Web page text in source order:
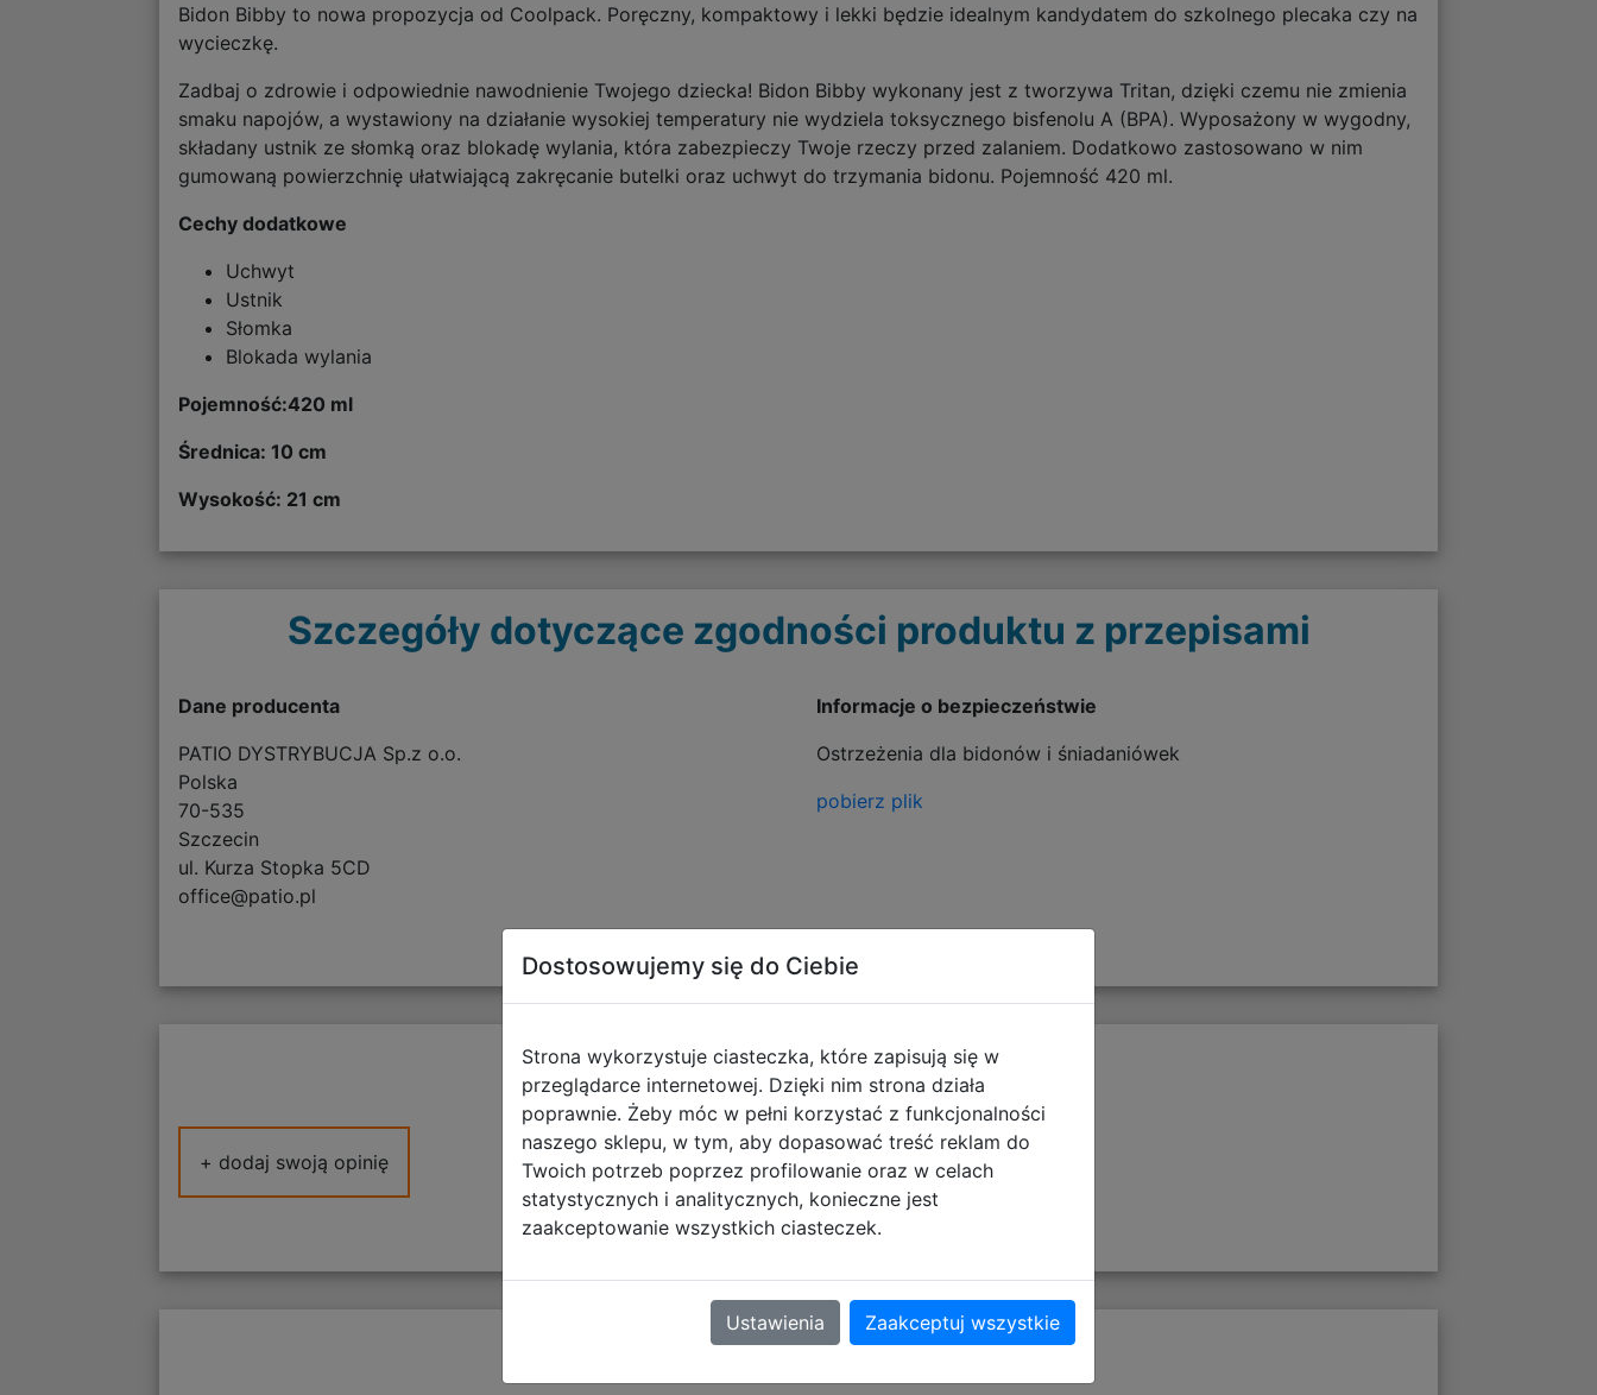
Bidon Bibby to nowa propozycja od Coolpack. Poręczny, kompaktowy i lekki będzie idealnym kandydatem do szkolnego plecaka czy na
wycieczkę.
Zadbaj o zdrowie i odpowiednie nawodnienie Twojego dziecka! Bidon Bibby wykonany jest z tworzywa Tritan, dzięki czemu nie zmienia
smaku napojów, a wystawiony na działanie wysokiej temperatury nie wydziela toksycznego bisfenolu A (BPA). Wyposażony w wygodny,
składany ustnik ze słomką oraz blokadę wylania, która zabezpieczy Twoje rzeczy przed zalaniem. Dodatkowo zastosowano w nim
gumowaną powierzchnię ułatwiającą zakręcanie butelki oraz uchwyt do trzymania bidonu. Pojemność 420 ml.
Cechy dodatkowe
Uchwyt
Ustnik
Słomka
Blokada wylania
Pojemność:420 ml
Średnica: 10 cm
Wysokość: 21 cm
Szczegóły dotyczące zgodności produktu z przepisami
Dane producenta
PATIO DYSTRYBUCJA Sp.z o.o.
Polska
70-535
Szczecin
ul. Kurza Stopka 5CD
office@patio.pl
Informacje o bezpieczeństwie
Ostrzeżenia dla bidonów i śniadaniówek
pobierz plik
Opinie o produkcie
+ dodaj swoją opinię
Polecane
Dostosowujemy się do Ciebie
Strona wykorzystuje ciasteczka, które zapisują się w
przeglądarce internetowej. Dzięki nim strona działa
poprawnie. Żeby móc w pełni korzystać z funkcjonalności
naszego sklepu, w tym, aby dopasować treść reklam do
Twoich potrzeb poprzez profilowanie oraz w celach
statystycznych i analitycznych, konieczne jest
zaakceptowanie wszystkich ciasteczek.
Ustawienia Zaakceptuj wszystkie